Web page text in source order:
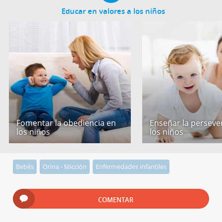
Educar en valores a los niños
Fomentar la obediencia en
los niños
Enseñar la
los niños
Bebés Orina - Micción Enfermedades infantiles
COMENTAR